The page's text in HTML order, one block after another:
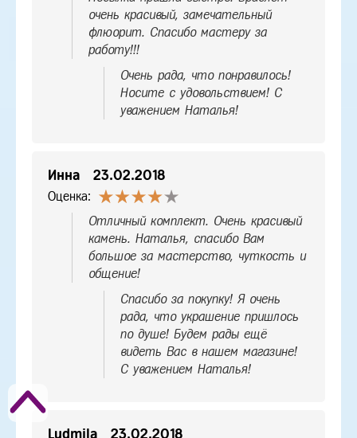
очень красивый, замечательный
флюорит. Спасибо мастеру за
работу!!!
Очень рада, что понравилось!
Носите с удовольствием! С
уважением Наталья!
Инна 23.02.2018
Оценка:
Отличный комплект. Очень красивый
камень. Наталья, спасибо Вам
большое за мастерство, чуткость и
общение!
Спасибо за покупку! Я очень
рада, что украшение пришлось
по душе! Будем рады ещё
видеть Вас в нашем магазине!
С уважением Наталья!
Ludmila 23.02.2018